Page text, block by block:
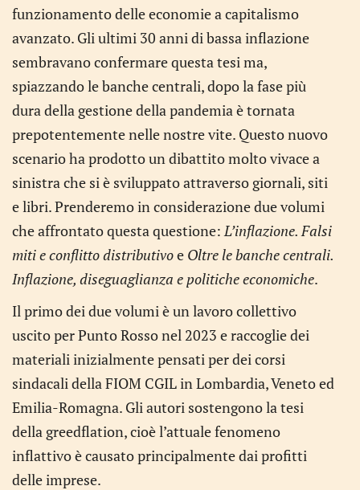
funzionamento delle economie a capitalismo
avanzato. Gli ultimi 30 anni di bassa inflazione
sembravano confermare questa tesi ma,
spiazzando le banche centrali, dopo la fase più
dura della gestione della pandemia è tornata
prepotentemente nelle nostre vite. Questo nuovo
scenario ha prodotto un dibattito molto vivace a
sinistra che si è sviluppato attraverso giornali, siti
e libri. Prenderemo in considerazione due volumi
che affrontato questa questione:L’inflazione. Falsi
miti e conflitto distributivoe Oltre le banche centrali.
Inflazione, diseguaglianza e politiche economiche.
Il primo dei due volumi è un lavoro collettivo
uscito per Punto Rosso nel 2023 e raccoglie dei
materiali inizialmente pensati per dei corsi
sindacali della FIOM CGIL in Lombardia, Veneto ed
Emilia-Romagna. Gli autori sostengono la tesi
della greedflation, cioè l’attuale fenomeno
inflattivo è causato principalmente dai profitti
delle imprese.